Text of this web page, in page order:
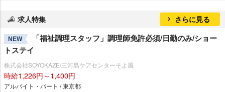
求人特集 さらに見る
NEW
「福祉調理スタッフ」調理師免許必須/日勤のみ/ショー
トステイ
株式会社SOYOKAZE/三河島ケアセンターそよ風
時給1,226円～1,400円
アルバイト・パート / 東京都